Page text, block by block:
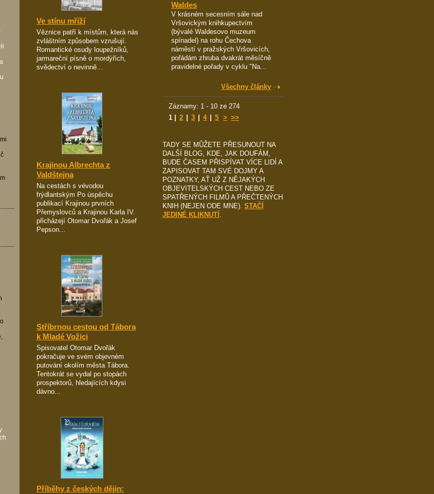
Ve stínu mříží
Věznice patří k místům, která nás
zvláštním způsobem vzrušují.
Romantické osudy loupežníků,
jarmareční písně o mordýřích,
svědectví o nevinně...
Krajinou Albrechta z
Valdštejna
Na cestách s vévodou
frýdlantským Po úspěchu
publikací Krajinou prvních
Přemyslovců a Krajinou Karla IV.
přicházejí Otomar Dvořák a Josef
Pepson...
Stříbrnou cestou od Tábora
k Mladé Vožici
Spisovatel Otomar Dvořák
pokračuje ve svém objevném
putování okolím města Tábora.
Tentokrát se vydal po stopách
prospektorů, hledajících kdysi
dávno...
Příběhy z českých dějin:
Waldes
V krásném secesním sále nad
Vršovickým knihkupectvím
(bývalé Waldesovo muzeum
spínadel) na rohu Čechova
náměstí v pražských Vršovicích,
pořádám zhruba dvakrát měsíčně
pravidelné pořady v cyklu "Na...
Všechny články
Záznamy: 1 - 10 ze 274
1
2 3 4 5 > >>
TADY SE MŮŽETE PŘESUNOUT NA
DALŠÍ BLOG, KDE, JAK DOUFÁM,
BUDE ČASEM PŘISPÍVAT VÍCE LIDÍ A
ZAPISOVAT TAM SVÉ DOJMY A
POZNATKY, AŤ UŽ Z NĚJAKÝCH
OBJEVITELSKÝCH CEST NEBO ZE
SPATŘENÝCH FILMŮ A PŘEČTENÝCH
KNIH (NEJEN ODE MNE). STAČÍ
JEDINÉ KLIKNUTÍ .